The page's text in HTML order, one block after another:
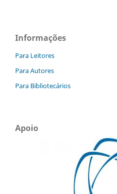
Informações
Para Leitores
Para Autores
Para Bibliotecários
Apoio